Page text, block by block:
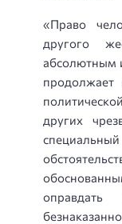
«Право
другого
абсолютным
продолжает
других